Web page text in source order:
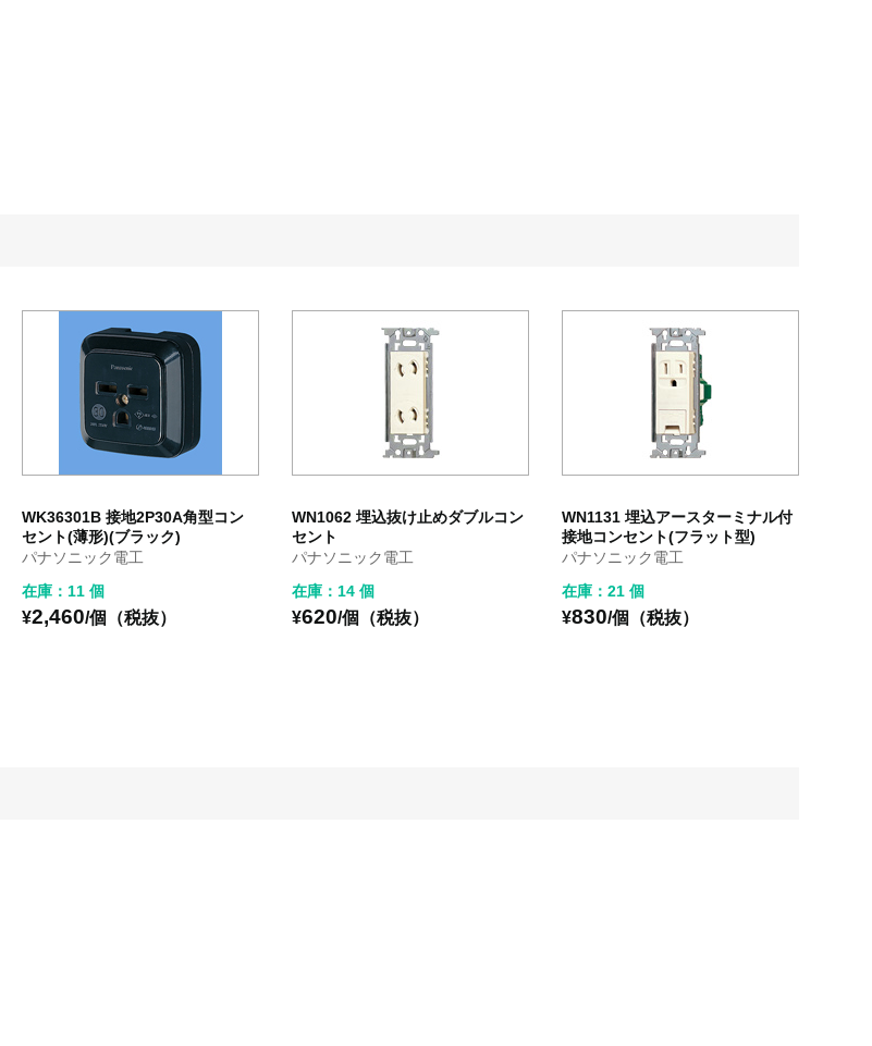
WK36301B 接地2P30A角型コン
セント(薄形)(ブラック)
パナソニック電工
在庫：11 個
¥2,460/個（税抜）
WN1062 埋込抜け止めダブルコン
セント
パナソニック電工
在庫：14 個
¥620/個（税抜）
WN1131 埋込アースターミナル付
接地コンセント(フラット型)
パナソニック電工
在庫：21 個
¥830/個（税抜）